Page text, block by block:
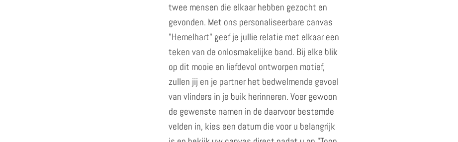
twee mensen die elkaar hebben gezocht en
gevonden. Met ons personaliseerbare canvas
"Hemelhart" geef je jullie relatie met elkaar een
teken van de onlosmakelijke band. Bij elke blik
op dit mooie en liefdevol ontworpen motief,
zullen jij en je partner het bedwelmende gevoel
van vlinders in je buik herinneren. Voer gewoon
de gewenste namen in de daarvoor bestemde
velden in, kies een datum die voor u belangrijk